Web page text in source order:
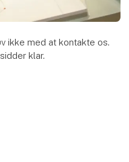
ikke med at kontakte os.
klar.